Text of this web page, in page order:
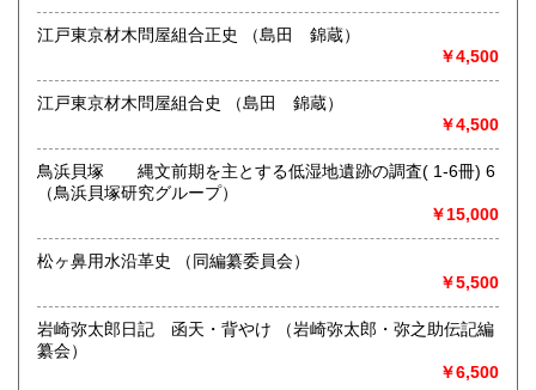
江戸東京材木問屋組合正史 （島田 錦蔵）
￥4,500
江戸東京材木問屋組合史 （島田 錦蔵）
￥4,500
鳥浜貝塚 縄文前期を主とする低湿地遺跡の調査( 1-6冊) 6
（鳥浜貝塚研究グループ）
￥15,000
松ヶ鼻用水沿革史 （同編纂委員会）
￥5,500
岩崎弥太郎日記 函天・背やけ （岩崎弥太郎・弥之助伝記編
纂会）
￥6,500